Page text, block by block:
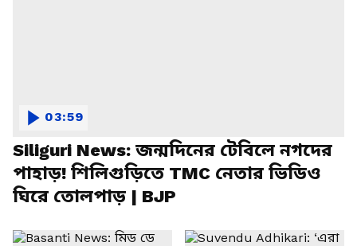
Siliguri News: জন্মদিনের টেবিলে নগদের
পাহাড়! শিলিগুড়িতে TMC নেতার ভিডিও
ঘিরে তোলপাড় | BJP
03:59